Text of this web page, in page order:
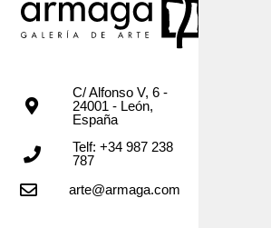
C/ Alfonso V, 6 -
24001 - León,
España
Telf: +34 987 238
787
arte@armaga.com